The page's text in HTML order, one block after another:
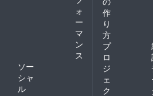
ォ
ー
マ
ン
ス
ソー
シャ
ル
作
り
方
プ
ロ
ジ
ェ
ク